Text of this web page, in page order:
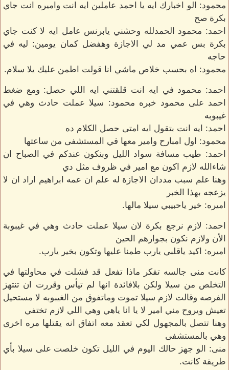
محمود: الو اخبارك ايه يا احمد عاملين ايه انت واميره انت جاي
بكرة صح
احمد: محمود الحمدلله وحشني يابرنس عامل ايه لا كنت جاي
بكرة بس عمي مد لي الاجازة وهفضل كمان يومين: ليه في
حاجه
محمود: اه بحسب خلاص ماشي انا قولت اطمن عليك يلا سلام.
احمد: محمود في ايه انت قلقتني ايه اللي حصل: ومع ضغط
احمد على محمود خبره محمود: سيلا عملت حادث وهي في
غيبوبه
احمد: ايه انت بتقول ايه امتى حصل الكلام ده
محمود: اول امبارح وامير معها في المستشفى من ساعتها
احمد: طيب مسافة سواد الليل وبنكون عندكم في الصباح ان
شاءالله لازم اكون مع امير في ظروف مثل دي
وهنا علم سبب مددان الاجازة له علم ان عمه ابراهيم اراد ان لا
يزعجه بهذا الخبر
اميره: خير ياحبيبي سيلا مالها.
احمد: لازم نرجع بكرة لان سيلا عملت حادث وهي في غيبوبة
الأن ولازم نكون بجوارهم الحين
اميره: اكيد ياقلبي يارب طمنا عليها وتكون بخير يارب.
كانت منى جالسه تفكر ماذا تفعل قد فشلت في محاولتها في
التخلص من سيلا ولكن بلافائدة انها لم تيأس وقررت ان تنتهز
الفرصه وقالت لازم سيلا تموت وماتفوق من الغيبوبه لا مستحيل
تعيش ويروح مني امير لا يا انا ياهي وهي اللي لازم تختفي
وهنا تتصل بالمجهول لكي تعقد معه اتفاق انه يقتلها مره اخرى
وهي بالمستشفى
منى: الو جهز حالك اليوم في الليل تكون خلصت على سيلا بأي
طريقة كانت.